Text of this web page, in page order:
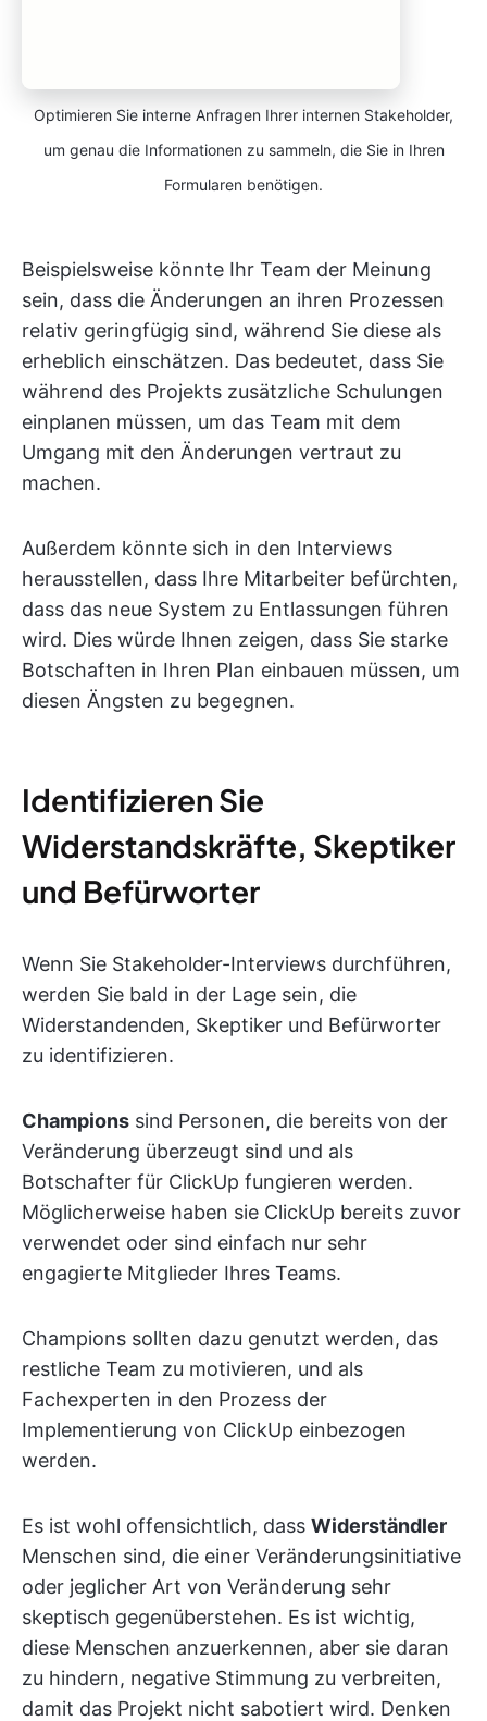
Optimieren Sie interne Anfragen Ihrer internen Stakeholder,
um genau die Informationen zu sammeln, die Sie in Ihren
Formularen benötigen.
Beispielsweise könnte Ihr Team der Meinung
sein, dass die Änderungen an ihren Prozessen
relativ geringfügig sind, während Sie diese als
erheblich einschätzen. Das bedeutet, dass Sie
während des Projekts zusätzliche Schulungen
einplanen müssen, um das Team mit dem
Umgang mit den Änderungen vertraut zu
machen.
Außerdem könnte sich in den Interviews
herausstellen, dass Ihre Mitarbeiter befürchten,
dass das neue System zu Entlassungen führen
wird. Dies würde Ihnen zeigen, dass Sie starke
Botschaften in Ihren Plan einbauen müssen, um
diesen Ängsten zu begegnen.
Identifizieren Sie
Widerstandskräfte, Skeptiker
und Befürworter
Wenn Sie Stakeholder-Interviews durchführen,
werden Sie bald in der Lage sein, die
Widerstandenden, Skeptiker und Befürworter
zu identifizieren.
Champions sind Personen, die bereits von der
Veränderung überzeugt sind und als
Botschafter für ClickUp fungieren werden.
Möglicherweise haben sie ClickUp bereits zuvor
verwendet oder sind einfach nur sehr
engagierte Mitglieder Ihres Teams.
Champions sollten dazu genutzt werden, das
restliche Team zu motivieren, und als
Fachexperten in den Prozess der
Implementierung von ClickUp einbezogen
werden.
Es ist wohl offensichtlich, dass Widerständler
Menschen sind, die einer Veränderungsinitiative
oder jeglicher Art von Veränderung sehr
skeptisch gegenüberstehen. Es ist wichtig,
diese Menschen anzuerkennen, aber sie daran
zu hindern, negative Stimmung zu verbreiten,
damit das Projekt nicht sabotiert wird. Denken